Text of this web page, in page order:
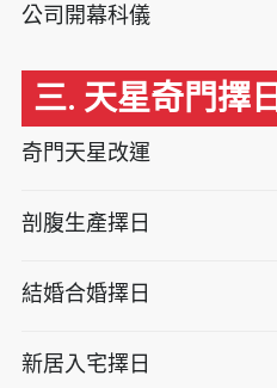
公司開幕科儀
三. 天星奇門擇日
奇門天星改運
剖腹生產擇日
結婚合婚擇日
新居入宅擇日